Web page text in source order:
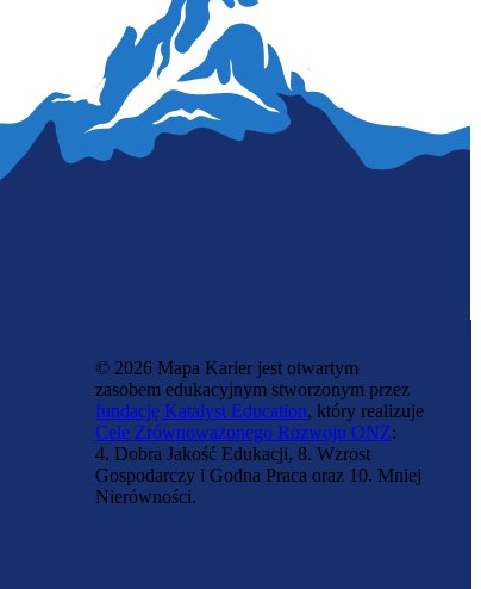
© 2026 Mapa Karier jest otwartym
zasobem edukacyjnym stworzonym przez
fundację Katalyst Education, który realizuje
Cele Zrównoważonego Rozwoju ONZ:
4. Dobra Jakość Edukacji, 8. Wzrost
Gospodarczy i Godna Praca oraz 10. Mniej
Nierówności.